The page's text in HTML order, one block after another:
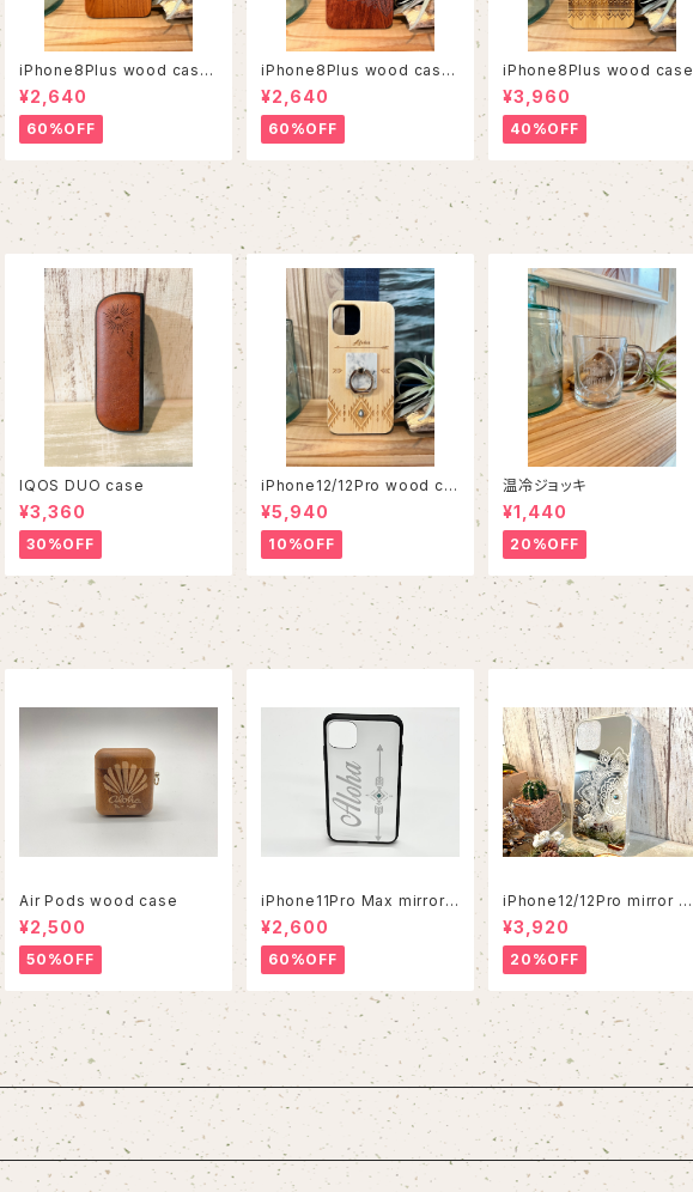
iPhone8Plus wood case
56
¥2,640
60%OFF
iPhone8Plus wood case
53
¥2,640
60%OFF
iPhone8Plus wood case
¥3,960
40%OFF
IQOS DUO case
¥3,360
30%OFF
iPhone12/12Pro wood ca
se
¥5,940
10%OFF
温冷ジョッキ
¥1,440
20%OFF
Air Pods wood case
¥2,500
50%OFF
iPhone11Pro Max mirror c
ase
¥2,600
60%OFF
iPhone12/12Pro mirror ca
se
¥3,920
20%OFF